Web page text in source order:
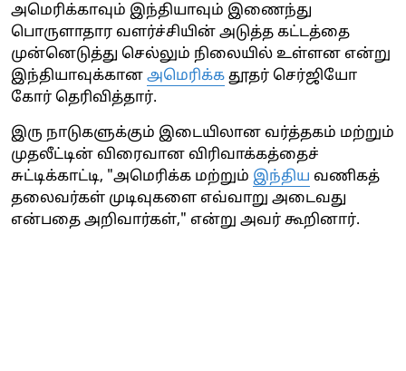
அமெரிக்காவும் இந்தியாவும் இணைந்து
பொருளாதார வளர்ச்சியின் அடுத்த கட்டத்தை
முன்னெடுத்து செல்லும் நிலையில் உள்ளன என்று
இந்தியாவுக்கான அமெரிக்க தூதர் செர்ஜியோ
கோர் தெரிவித்தார்.
இரு நாடுகளுக்கும் இடையிலான வர்த்தகம் மற்றும்
முதலீட்டின் விரைவான விரிவாக்கத்தைச்
சுட்டிக்காட்டி, "அமெரிக்க மற்றும் இந்திய வணிகத்
தலைவர்கள் முடிவுகளை எவ்வாறு அடைவது
என்பதை அறிவார்கள்," என்று அவர் கூறினார்.